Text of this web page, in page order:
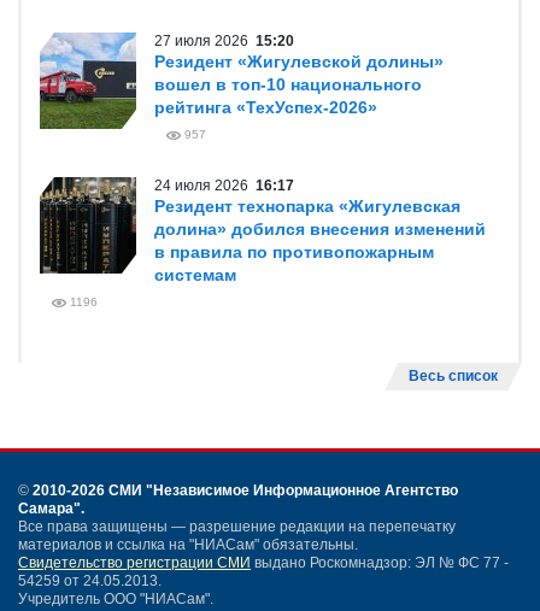
27 июля 2026 15:20
Резидент «Жигулевской долины»
вошел в топ-10 национального
рейтинга «ТехУспех-2026»
957
24 июля 2026 16:17
Резидент технопарка «Жигулевская
долина» добился внесения изменений
в правила по противопожарным
системам
1196
Весь список
© 2010-2026 СМИ "Независимое Информационное Агентство
Самара".
Все права защищены — разрешение редакции на перепечатку
материалов и ссылка на "НИАСам" обязательны.
Свидетельство регистрации СМИ выдано Роскомнадзор: ЭЛ № ФС 77 -
54259 от 24.05.2013.
Учредитель ООО "НИАСам".